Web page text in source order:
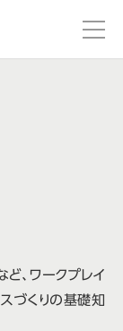
、ワークプレイ
づくりの基礎知